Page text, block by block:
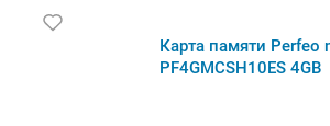
13(м.Аэродромная) (+1
Беларуси курьером (за
Карта памяти Perfeo
PF4GMCSH10ES 4GB